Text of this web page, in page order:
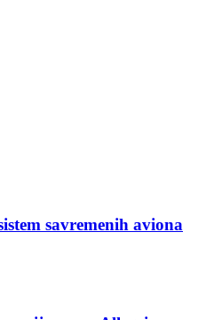
savremenih aviona